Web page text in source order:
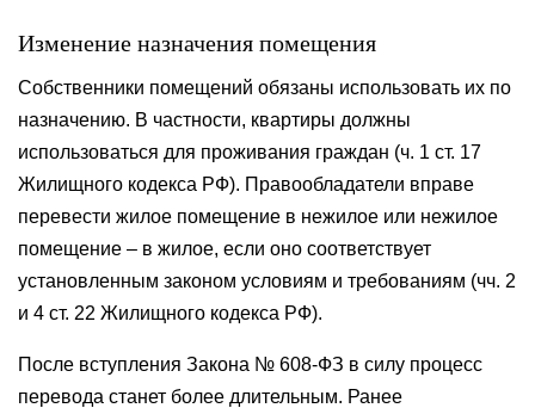
Изменение назначения помещения
Собственники помещений обязаны использовать их по
назначению. В частности, квартиры должны
использоваться для проживания граждан (ч. 1 ст. 17
Жилищного кодекса РФ). Правообладатели вправе
перевести жилое помещение в нежилое или нежилое
помещение – в жилое, если оно соответствует
установленным законом условиям и требованиям (чч. 2
и 4 ст. 22 Жилищного кодекса РФ).
После вступления Закона № 608-ФЗ в силу процесс
перевода станет более длительным. Ранее